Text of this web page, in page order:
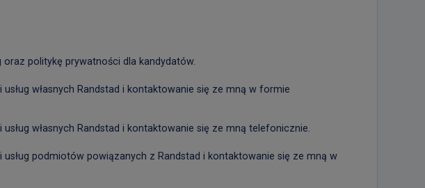
oraz politykę prywatności dla kandydatów.
własnych Randstad i kontaktowanie się ze mną w formie
własnych Randstad i kontaktowanie się ze mną telefonicznie.
podmiotów powiązanych z Randstad i kontaktowanie się ze mną w